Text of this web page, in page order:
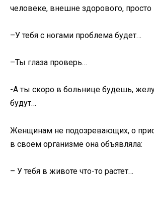
человеке, внешне здорового, просто
–У тебя с ногами проблема будет…
–Ты глаза проверь…
-А ты скоро в больнице будешь,
будут…
Женщинам не подозревающих, о
в своем организме она объявляла:
– У тебя в животе что-то растет…